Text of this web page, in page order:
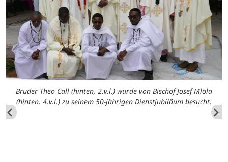
Bruder Theo Call (hinten, 2.v.l.) wurde von Bischof Josef Mlola
(hinten, 4.v.l.) zu seinem 50-jährigen Dienstjubiläum besucht.